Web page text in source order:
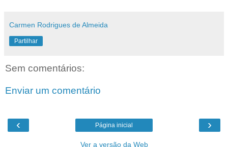
Carmen Rodrigues de Almeida
Partilhar
Sem comentários:
Enviar um comentário
‹ ›
Página inicial
Ver a versão da Web